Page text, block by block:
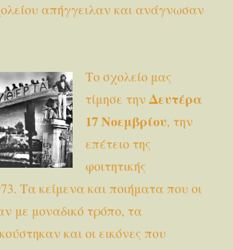
απήγγειλαν και ανάγνωσαν
Το σχολείο μας
τίμησε τηνΔευτέρα
17 Νοεμβρίου, την
επέτειο της
φοιτητικής
Τα κείμενα και ποιήματα που οι
με μοναδικό τρόπο, τα
και οι εικόνες που